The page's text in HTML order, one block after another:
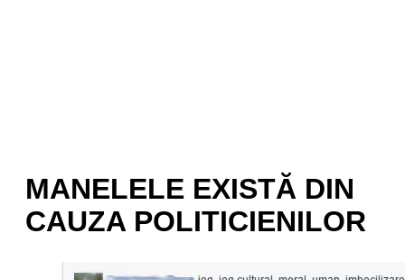
MANELELE EXISTĂ DIN
CAUZA POLITICIENILOR